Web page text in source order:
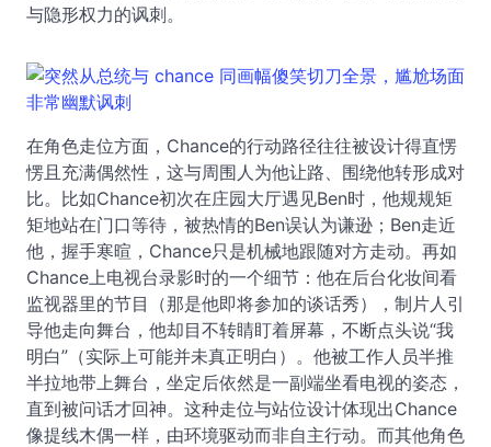
与隐形权力的讽刺。
在角色走位方面，Chance的行动路径往往被设计得直愣
愣且充满偶然性，这与周围人为他让路、围绕他转形成对
比。比如Chance初次在庄园大厅遇见Ben时，他规规矩
矩地站在门口等待，被热情的Ben误认为谦逊；Ben走近
他，握手寒暄，Chance只是机械地跟随对方走动。再如
Chance上电视台录影时的一个细节：他在后台化妆间看
监视器里的节目（那是他即将参加的谈话秀），制片人引
导他走向舞台，他却目不转睛盯着屏幕，不断点头说“我
明白”（实际上可能并未真正明白）。他被工作人员半推
半拉地带上舞台，坐定后依然是一副端坐看电视的姿态，
直到被问话才回神。这种走位与站位设计体现出Chance
像提线木偶一样，由环境驱动而非自主行动。而其他角色